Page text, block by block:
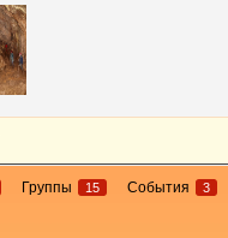
Группы 15 События 3